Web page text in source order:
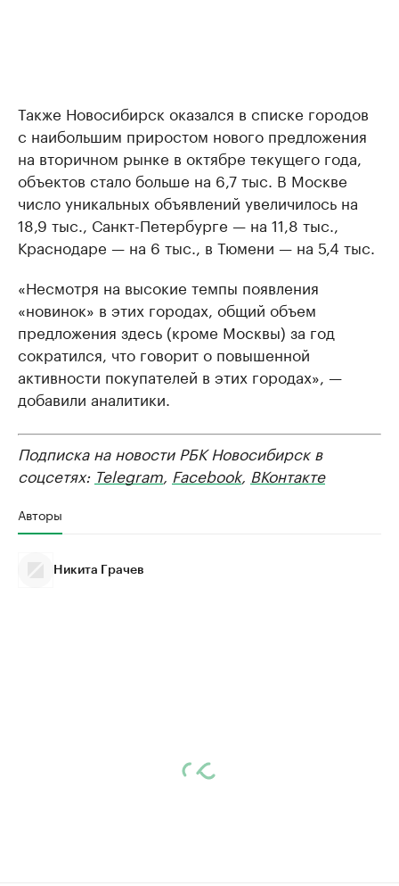
Также Новосибирск оказался в списке городов
с наибольшим приростом нового предложения
на вторичном рынке в октябре текущего года,
объектов стало больше на 6,7 тыс. В Москве
число уникальных объявлений увеличилось на
18,9 тыс., Санкт-Петербурге — на 11,8 тыс.,
Краснодаре — на 6 тыс., в Тюмени — на 5,4 тыс.
«Несмотря на высокие темпы появления
«новинок» в этих городах, общий объем
предложения здесь (кроме Москвы) за год
сократился, что говорит о повышенной
активности покупателей в этих городах», —
добавили аналитики.
Подписка на новости РБК Новосибирск в
соцсетях: Telegram, Facebook, ВКонтакте
Авторы
Никита Грачев